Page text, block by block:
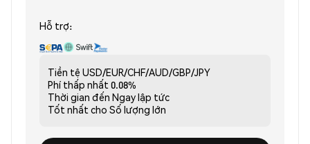
Hỗ trợ:
Tiền tệ USD/EUR/CHF/AUD/GBP/JPY
Phí thấp nhất 0.08%
Thời gian đến Ngay lập tức
Tốt nhất cho Số lượng lớn